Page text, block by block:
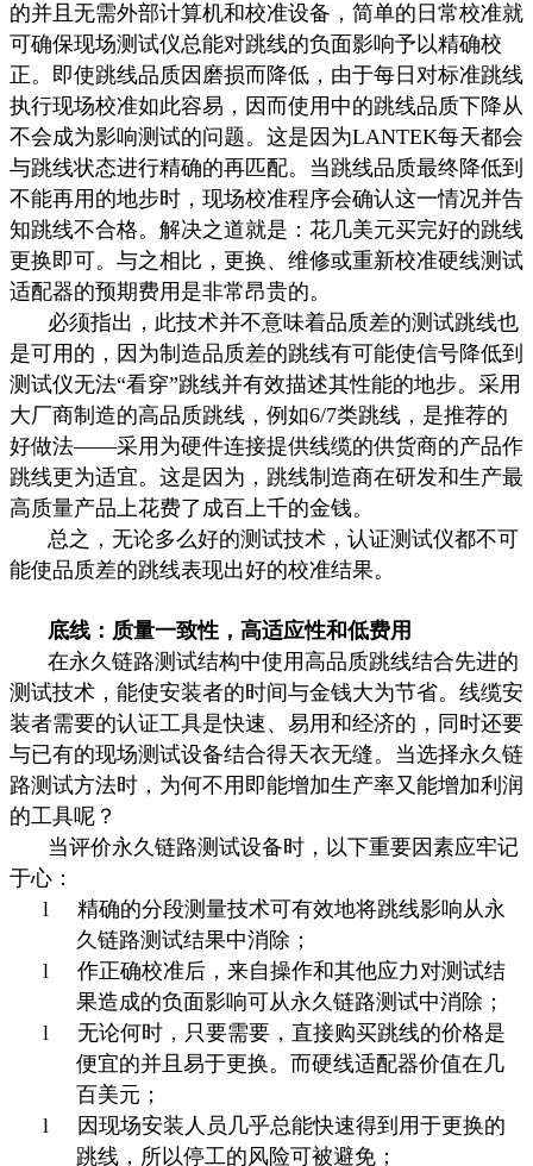
的并且无需外部计算机和校准设备，简单的日常校准就
可确保现场测试仪总能对跳线的负面影响予以精确校
正。即使跳线品质因磨损而降低，由于每日对标准跳线
执行现场校准如此容易，因而使用中的跳线品质下降从
不会成为影响测试的问题。这是因为LANTEK每天都会
与跳线状态进行精确的再匹配。当跳线品质最终降低到
不能再用的地步时，现场校准程序会确认这一情况并告
知跳线不合格。解决之道就是：花几美元买完好的跳线
更换即可。与之相比，更换、维修或重新校准硬线测试
适配器的预期费用是非常昂贵的。
必须指出，此技术并不意味着品质差的测试跳线也
是可用的，因为制造品质差的跳线有可能使信号降低到
测试仪无法“看穿”跳线并有效描述其性能的地步。采用
大厂商制造的高品质跳线，例如6/7类跳线，是推荐的
好做法——采用为硬件连接提供线缆的供货商的产品作
跳线更为适宜。这是因为，跳线制造商在研发和生产最
高质量产品上花费了成百上千的金钱。
总之，无论多么好的测试技术，认证测试仪都不可
能使品质差的跳线表现出好的校准结果。
底线：质量一致性，高适应性和低费用
在永久链路测试结构中使用高品质跳线结合先进的
测试技术，能使安装者的时间与金钱大为节省。线缆安
装者需要的认证工具是快速、易用和经济的，同时还要
与已有的现场测试设备结合得天衣无缝。当选择永久链
路测试方法时，为何不用即能增加生产率又能增加利润
的工具呢？
当评价永久链路测试设备时，以下重要因素应牢记
于心：
l
精确的分段测量技术可有效地将跳线影响从永
久链路测试结果中消除；
l
作正确校准后，来自操作和其他应力对测试结
果造成的负面影响可从永久链路测试中消除；
l
无论何时，只要需要，直接购买跳线的价格是
便宜的并且易于更换。而硬线适配器价值在几
百美元；
l
因现场安装人员几乎总能快速得到用于更换的
跳线，所以停工的风险可被避免；